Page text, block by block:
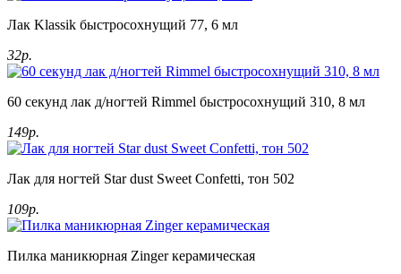
Лак Klassik быстросохнущий 77, 6 мл
32р.
60 секунд лак д/ногтей Rimmel быстросохнущий 310, 8 мл
149р.
Лак для ногтей Star dust Sweet Confetti, тон 502
109р.
Пилка маникюрная Zinger керамическая